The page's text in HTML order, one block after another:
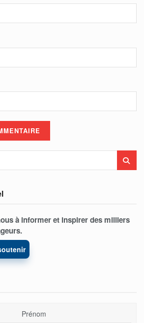
à informer et inspirer des milliers
Prénom